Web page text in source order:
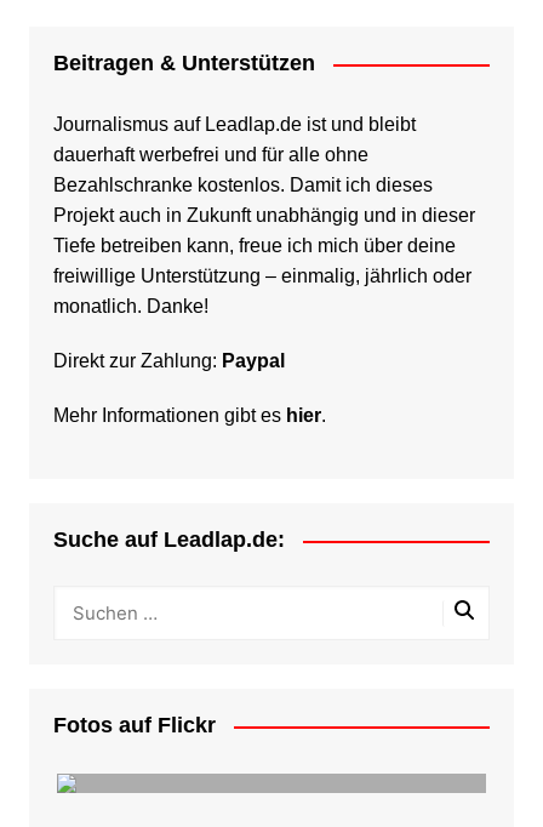
Beitragen & Unterstützen
Journalismus auf Leadlap.de ist und bleibt
dauerhaft werbefrei und für alle ohne
Bezahlschranke kostenlos. Damit ich dieses
Projekt auch in Zukunft unabhängig und in dieser
Tiefe betreiben kann, freue ich mich über deine
freiwillige Unterstützung – einmalig, jährlich oder
monatlich. Danke!
Direkt zur Zahlung: Paypal
Mehr Informationen gibt es hier.
Suche auf Leadlap.de:
Fotos auf Flickr